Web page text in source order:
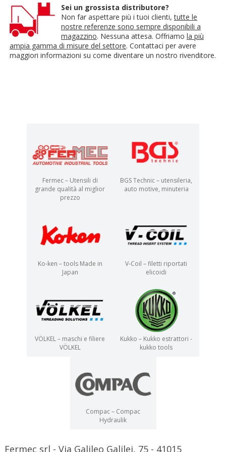
Sei un grossista distributore?
Non far aspettare più i tuoi clienti,tutte le
nostre referenze sono sempre disponibili a
magazzino. Nessuna attesa. Offriamo la più
ampia gamma di misure del settore. Contattaci per avere
maggiori informazioni su come diventare un nostro rivenditore.
Fermec – Utensili di
grande qualità al miglior
prezzo
BGS Technic – utensileria,
auto motive, minuteria
Ko-ken – tools Made in
Japan
V-Coil – filetti riportati
elicoidi
VÖLKEL – maschi e filiere
VÖLKEL
Kukko – Kukko estrattori -
kukko tools
Compac – Compac
Hydraulik
Fermec srl - Via Galileo Galilei, 75 - 41015